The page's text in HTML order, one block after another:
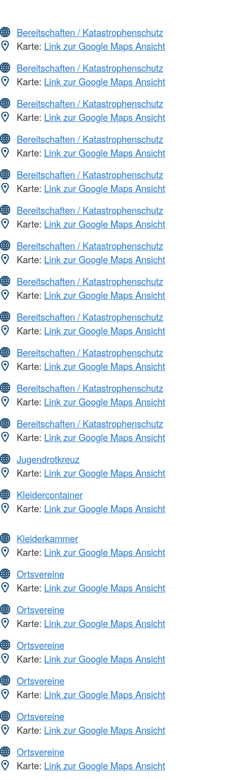
Bereitschaften / Katastrophenschutz
Karte: Link zur Google Maps Ansicht
Bereitschaften / Katastrophenschutz
Karte: Link zur Google Maps Ansicht
Bereitschaften / Katastrophenschutz
Karte: Link zur Google Maps Ansicht
Bereitschaften / Katastrophenschutz
Karte: Link zur Google Maps Ansicht
Bereitschaften / Katastrophenschutz
Karte: Link zur Google Maps Ansicht
Bereitschaften / Katastrophenschutz
Karte: Link zur Google Maps Ansicht
Bereitschaften / Katastrophenschutz
Karte: Link zur Google Maps Ansicht
Bereitschaften / Katastrophenschutz
Karte: Link zur Google Maps Ansicht
Bereitschaften / Katastrophenschutz
Karte: Link zur Google Maps Ansicht
Bereitschaften / Katastrophenschutz
Karte: Link zur Google Maps Ansicht
Bereitschaften / Katastrophenschutz
Karte: Link zur Google Maps Ansicht
Bereitschaften / Katastrophenschutz
Karte: Link zur Google Maps Ansicht
Jugendrotkreuz
Karte: Link zur Google Maps Ansicht
Kleidercontainer
Karte: Link zur Google Maps Ansicht
Kleiderkammer
Karte: Link zur Google Maps Ansicht
Ortsvereine
Karte: Link zur Google Maps Ansicht
Ortsvereine
Karte: Link zur Google Maps Ansicht
Ortsvereine
Karte: Link zur Google Maps Ansicht
Ortsvereine
Karte: Link zur Google Maps Ansicht
Ortsvereine
Karte: Link zur Google Maps Ansicht
Ortsvereine
Karte: Link zur Google Maps Ansicht